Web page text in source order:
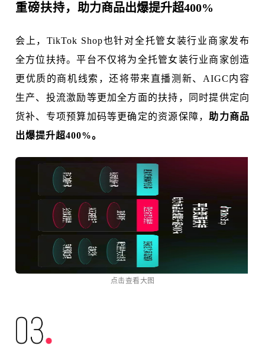
重磅扶持， 助力商品出爆提升超400%
会上，TikTok Shop也针对全托管女装行业商家发布
全方位扶持。平台不仅将为全托管女装行业商家创造
更优质的商机线索，还将带来直播测新、AIGC内容
生产、投流激励等更加全方面的扶持，同时提供定向
货补、专项预算加码等更确定的资源保障，助力商品
出爆提升超400%。
点击查看大图